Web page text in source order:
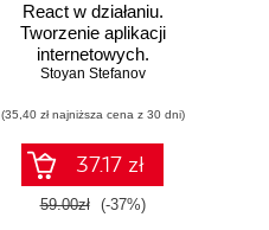
React w działaniu.
Tworzenie aplikacji
internetowych.
Wydanie II
Stoyan Stefanov
(35,40 zł najniższa cena z 30 dni)
37.17 zł
59.00zł (-37%)